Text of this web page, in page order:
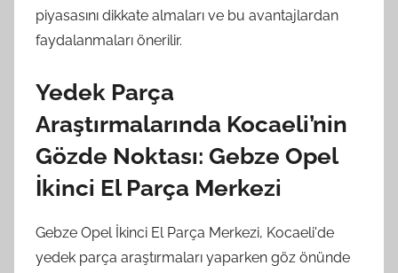
piyasasını dikkate almaları ve bu avantajlardan
faydalanmaları önerilir.
Yedek Parça
Araştırmalarında Kocaeli’nin
Gözde Noktası: Gebze Opel
İkinci El Parça Merkezi
Gebze Opel İkinci El Parça Merkezi, Kocaeli'de
yedek parça araştırmaları yaparken göz önünde